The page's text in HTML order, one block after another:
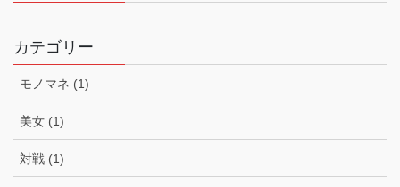
カテゴリー
モノマネ (1)
美女 (1)
対戦 (1)